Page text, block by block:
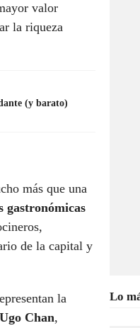
valor
la riqueza
(y barato)
más que una
gastronómicas
de la capital y
la
Ugo Chan,
Lo